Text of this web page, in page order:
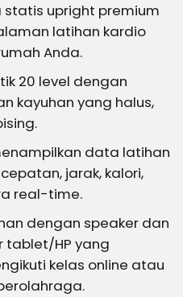
statis upright premium
latihan kardio
Anda.
20 level dengan
kayuhan yang halus,
data latihan
jarak, kalori,
real-time.
dengan speaker dan
tablet/HP yang
kelas online atau